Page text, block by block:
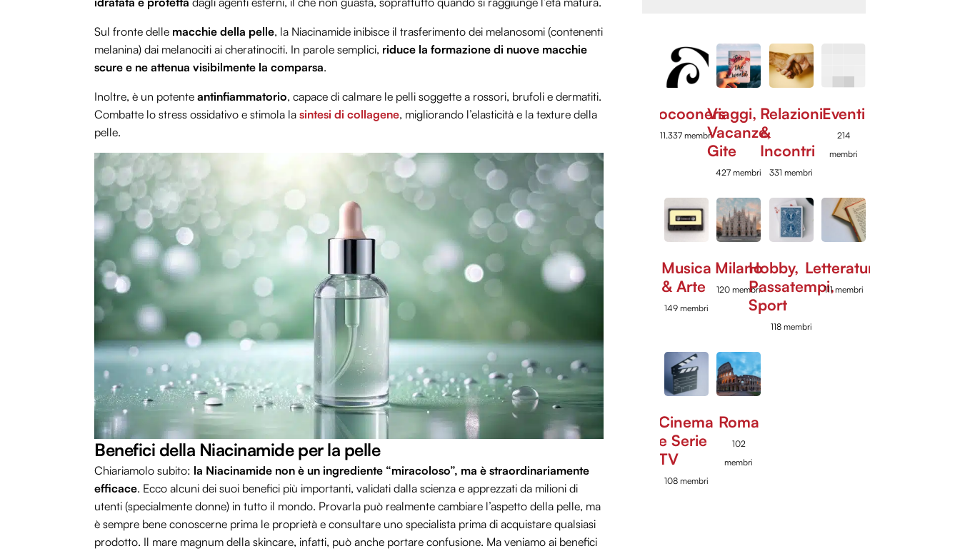
Sul fronte delle macchie della pelle, la Niacinamide inibisce il trasferimento dei melanosomi (contenenti
melanina) dai melanociti ai cheratinociti. In parole semplici, riduce la formazione di nuove macchie
scure e ne attenua visibilmente la comparsa.
Inoltre, è un potente antinfiammatorio, capace di calmare le pelli soggette a rossori, brufoli e dermatiti.
Combatte lo stress ossidativo e stimola la sintesi di collagene, migliorando l’elasticità e la texture della
pelle.
Benefici della Niacinamide per la pelle
Chiariamolo subito: la Niacinamide non è un ingrediente “miracoloso”, ma è straordinariamente
efficace. Ecco alcuni dei suoi benefici più importanti, validati dalla scienza e apprezzati da milioni di
utenti (specialmente donne) in tutto il mondo. Provarla può realmente cambiare l’aspetto della pelle, ma
è sempre bene conoscerne prima le proprietà e consultare uno specialista prima di acquistare qualsiasi
prodotto. Il mare magnum della skincare, infatti, può anche portare confusione. Ma veniamo ai benefici
Cocooners
11.337 membri
Viaggi,
Vacanze,
Gite
427 membri
Relazioni
&
Incontri
331 membri
Eventi
214
membri
Musica
& Arte
149 membri
Milano
120 membri
Hobby,
Passatempi,
Sport
118 membri
Letteratura
111 membri
Cinema
e Serie
TV
108 membri
Roma
102
membri